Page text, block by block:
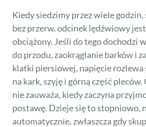
Kiedy siedzimy przez wiele godzin,
bez przerw, odcinek lędźwiowy
obciążony. Jeśli do tego dochodzi
do przodu, zaokrąglanie barków i
klatki piersiowej, napięcie rozlewa
na kark, szyję i górną część
nie zauważa, kiedy zaczyna
postawę. Dzieje się to stopniowo,
automatycznie, zwłaszcza gdy